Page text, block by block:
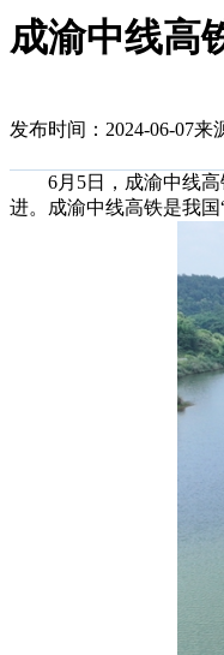
成渝中线高
发布时间：2024-06-07来
6月5日，成渝中线高
进。成渝中线高铁是我